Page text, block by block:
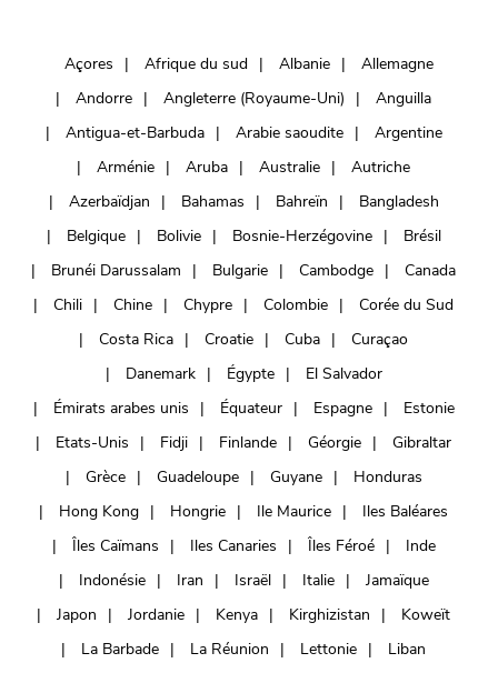
Açores Afrique du sud Albanie
Allemagne
Andorre
Angleterre (Royaume-Uni)
Anguilla
Antigua-et-Barbuda
Arabie saoudite
Argentine
Arménie
Aruba Australie
Autriche
Azerbaïdjan
Bahamas Bahreïn
Bangladesh
Belgique
Bolivie Bosnie-Herzégovine
Brésil
Brunéi Darussalam
Bulgarie Cambodge
Canada
Chili
Chine Chypre Colombie
Corée du Sud
Costa Rica
Croatie Cuba
Curaçao
Danemark
Égypte
El Salvador
Émirats arabes unis
Équateur Espagne
Estonie
Etats-Unis
Fidji Finlande Géorgie
Gibraltar
Grèce
Guadeloupe Guyane
Honduras
Hong Kong
Hongrie Ile Maurice
Iles Baléares
Îles Caïmans
Iles Canaries Îles Féroé
Inde
Indonésie
Iran Israël Italie
Jamaïque
Japon
Jordanie Kenya Kirghizistan
Koweït
La Barbade
La Réunion Lettonie
Liban